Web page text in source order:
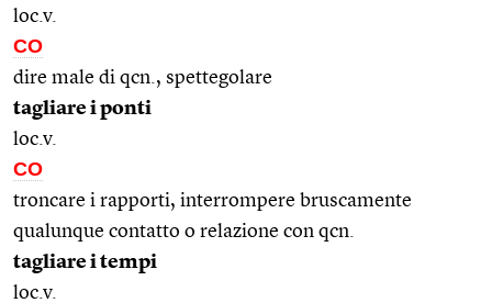
loc.v.
CO
dire male di qcn., spettegolare
tagliare i ponti
loc.v.
CO
troncare i rapporti, interrompere bruscamente
qualunque contatto o relazione con qcn.
tagliare i tempi
loc.v.